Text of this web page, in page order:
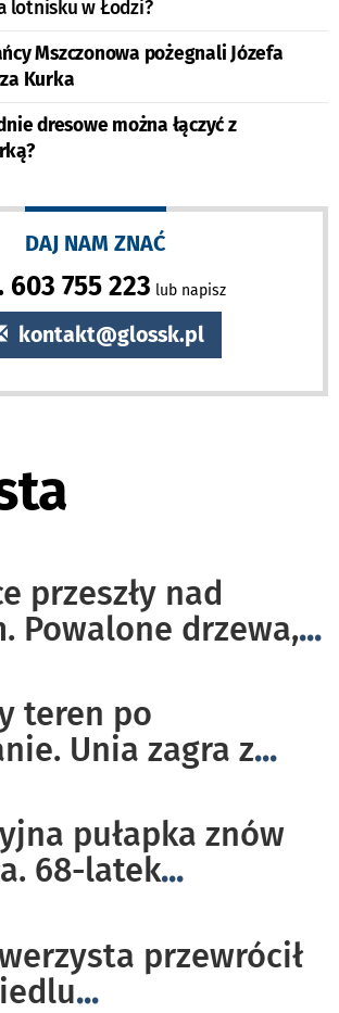
lotnisku w Łodzi?
Mszczonowa pożegnali Józefa
Kurka
dresowe można łączyć z
DAJ NAM ZNAĆ
603 755 223 lub napisz
kontakt@glossk.pl
przeszły nad
Powalone drzewa,...
teren po
Unia zagra z...
pułapka znów
68-latek...
przewrócił
...